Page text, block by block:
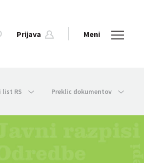
Prijava Meni
list RS Preklic dokumentov